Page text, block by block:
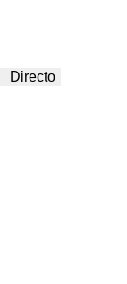
Directo